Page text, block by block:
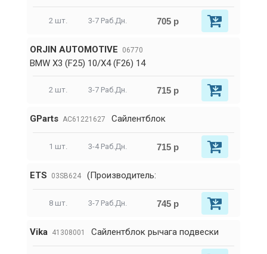
2 шт. 3-7 Раб.Дн. 705 р
ORJIN AUTOMOTIVE 06770
BMW X3 (F25) 10/X4 (F26) 14
2 шт. 3-7 Раб.Дн. 715 р
GParts AC61221627 Сайлентблок
1 шт. 3-4 Раб.Дн. 715 р
ETS 03SB624 (Производитель:
8 шт. 3-7 Раб.Дн. 745 р
Vika 41308001 Сайлентблок рычага подвески